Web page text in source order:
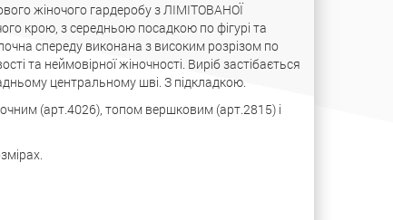
жіночого гардеробу з ЛІМІТОВАНОЇ
крою, з середньою посадкою по фігурі та
спереду виконана з високим розрізом по
та неймовірної жіночності. Виріб застібається
центральному шві. З підкладкою.
(арт.4026), топом вершковим (арт.2815) і